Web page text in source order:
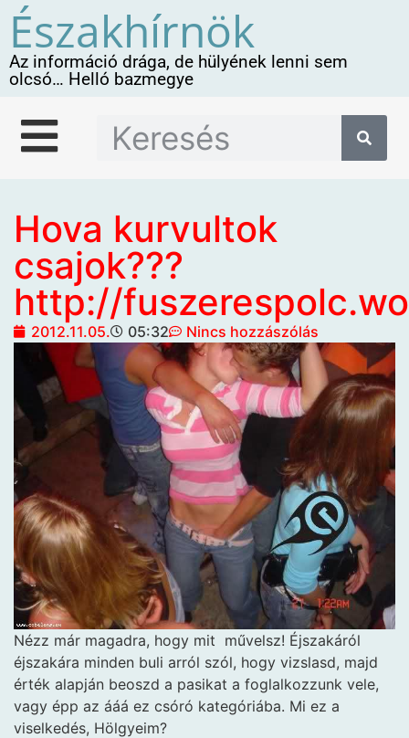
Északhírnök
Az információ drága, de hülyének lenni sem
olcsó… Helló bazmegye
Hova kurvultok
csajok???
http://
2012.11.05. 05:32 Nincs hozzászólás
Nézz már magadra, hogy mit művelsz! Éjszakáról
éjszakára minden buli arról szól, hogy vizslasd, majd
érték alapján beoszd a pasikat a foglalkozzunk vele,
vagy épp az ááá ez csóró kategóriába. Mi ez a
viselkedés, Hölgyeim?